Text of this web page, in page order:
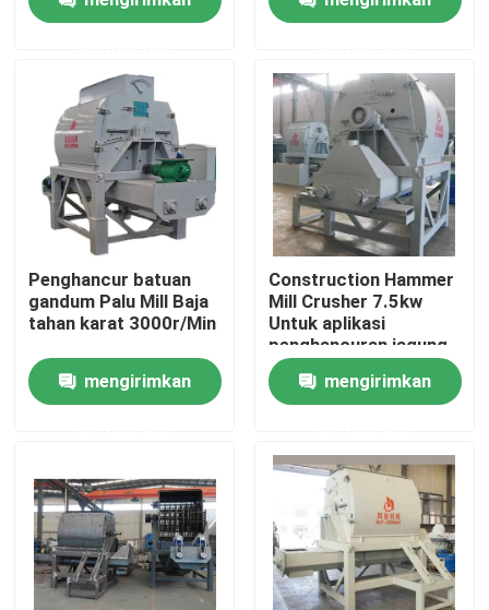
video
Tentang Kami
Tur Pabrik
Kontrol Kualitas
Hubungi Kami
Minta Kutipan
Mesin Pellet Kayu Biomassa
Penghancur batuan
gandum Palu Mill Baja
tahan karat 3000r/Min
mengirimkan
Construction Hammer
Mill Crusher 7.5kw
Untuk aplikasi
penghancuran jagung
mengirimkan